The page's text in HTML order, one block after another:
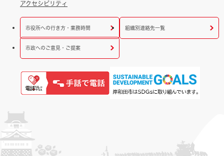
アクセシビリティ
市役所への行き方・業務時間 組織別連絡先一覧
市政へのご意見・ご提案